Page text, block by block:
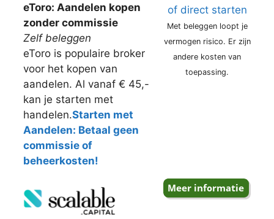
eToro: Aandelen kopen
zonder commissie
Zelf beleggen
eToro is populaire broker
voor het kopen van
aandelen. Al vanaf € 45,-
kan je starten met
handelen.Starten met
Aandelen: Betaal geen
commissie of
beheerkosten!
of direct starten
Met beleggen loopt je
vermogen risico. Er zijn
andere kosten van
toepassing.